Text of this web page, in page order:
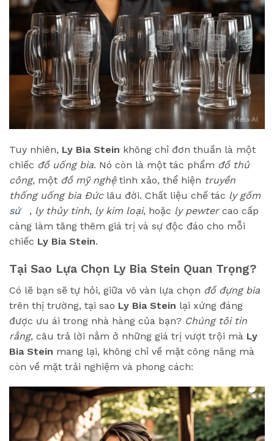
Tuy nhiên, Ly Bia Stein không chỉ đơn thuần là một
chiếc đồ uống bia. Nó còn là một tác phẩm đồ thủ
công, một đồ mỹ nghệtinh xảo, thể hiện truyền
thống uống bia Đứclâu đời. Chất liệu chế tác ly gốm
sứ
, ly thủy tinh, ly kim loại, hoặc ly pewtercao cấp
càng làm tăng thêm giá trị và sự độc đáo cho mỗi
chiếc Ly Bia Stein.
Tại Sao Lựa Chọn Ly Bia Stein Quan Trọng?
Có lẽ bạn sẽ tự hỏi, giữa vô vàn lựa chọn đồ đựng bia
trên thị trường, tại sao Ly Bia Stein lại xứng đáng
được ưu ái trong nhà hàng của bạn? Chúng tôi tin
rằng, câu trả lời nằm ở những giá trị vượt trội mà Ly
Bia Stein mang lại, không chỉ về mặt công năng mà
còn về mặt trải nghiệm và phong cách: